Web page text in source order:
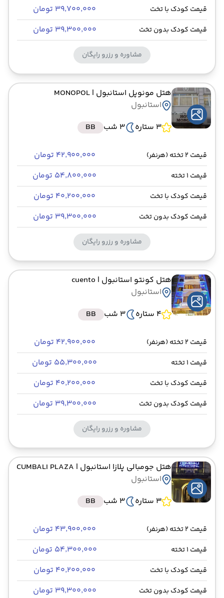
قیمت کودک با تخت ۳۹٬۷۰۰٬۰۰۰ تومان
قیمت کودک بدون تخت ۳۹٬۳۰۰٬۰۰۰ تومان
مشاوره و رزرو رایگان
هتل مونوپل استانبول | MONOPOL
استانبول
3 ستاره
3 شب BB
قیمت 2 تخته (هرنفر) ۴۲٬۹۰۰٬۰۰۰ تومان
قیمت 1 تخته ۵۴٬۸۰۰٬۰۰۰ تومان
قیمت کودک با تخت ۴۰٬۲۰۰٬۰۰۰ تومان
قیمت کودک بدون تخت ۳۹٬۳۰۰٬۰۰۰ تومان
مشاوره و رزرو رایگان
هتل کونتو استانبول | cuento
استانبول
4 ستاره
3 شب BB
قیمت 2 تخته (هرنفر) ۴۲٬۹۰۰٬۰۰۰ تومان
قیمت 1 تخته ۵۵٬۳۰۰٬۰۰۰ تومان
قیمت کودک با تخت ۴۰٬۲۰۰٬۰۰۰ تومان
قیمت کودک بدون تخت ۳۹٬۳۰۰٬۰۰۰ تومان
مشاوره و رزرو رایگان
هتل جومبالی پلازا استانبول | CUMBALI PLAZA
استانبول
3 ستاره
3 شب BB
قیمت 2 تخته (هرنفر) ۴۳٬۹۰۰٬۰۰۰ تومان
قیمت 1 تخته ۵۴٬۳۰۰٬۰۰۰ تومان
قیمت کودک با تخت ۴۰٬۲۰۰٬۰۰۰ تومان
قیمت کودک بدون تخت ۳۹٬۳۰۰٬۰۰۰ تومان